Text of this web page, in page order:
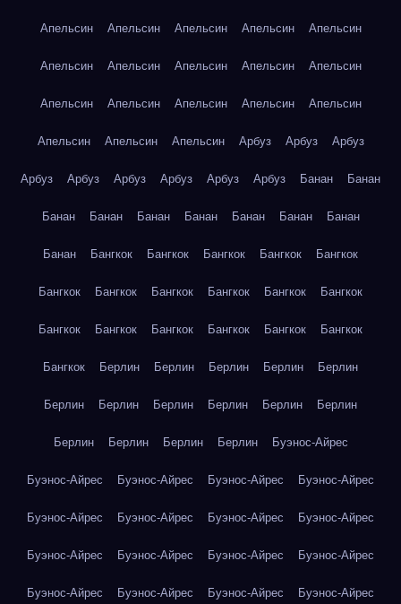
Апельсин Апельсин Апельсин Апельсин Апельсин
Апельсин Апельсин Апельсин Апельсин Апельсин
Апельсин Апельсин Апельсин Апельсин Апельсин
Апельсин Апельсин Апельсин Арбуз Арбуз Арбуз
Арбуз Арбуз Арбуз Арбуз Арбуз Арбуз Банан Банан
Банан Банан Банан Банан Банан Банан Банан
Банан Бангкок Бангкок Бангкок Бангкок Бангкок
Бангкок Бангкок Бангкок Бангкок Бангкок Бангкок
Бангкок Бангкок Бангкок Бангкок Бангкок Бангкок
Бангкок Берлин Берлин Берлин Берлин Берлин
Берлин Берлин Берлин Берлин Берлин Берлин
Берлин Берлин Берлин Берлин Буэнос-Айрес
Буэнос-Айрес Буэнос-Айрес Буэнос-Айрес Буэнос-Айрес
Буэнос-Айрес Буэнос-Айрес Буэнос-Айрес Буэнос-Айрес
Буэнос-Айрес Буэнос-Айрес Буэнос-Айрес Буэнос-Айрес
Буэнос-Айрес Буэнос-Айрес Буэнос-Айрес Буэнос-Айрес